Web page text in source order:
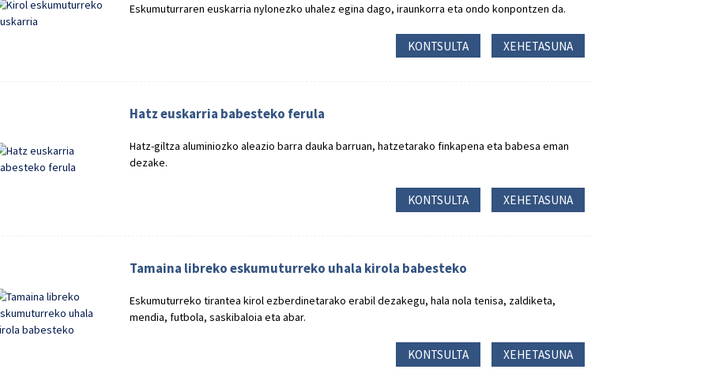
Eskumuturraren euskarria nylonezko uhalez egina dago, iraunkorra eta ondo konpontzen da.
KONTSULTA XEHETASUNA
Hatz euskarria babesteko ferula
Hatz-giltza aluminiozko aleazio barra dauka barruan, hatzetarako finkapena eta babesa eman
dezake.
KONTSULTA XEHETASUNA
Tamaina libreko eskumuturreko uhala kirola babesteko
Eskumuturreko tirantea kirol ezberdinetarako erabil dezakegu, hala nola tenisa, zaldiketa,
mendia, futbola, saskibaloia eta abar.
KONTSULTA XEHETASUNA